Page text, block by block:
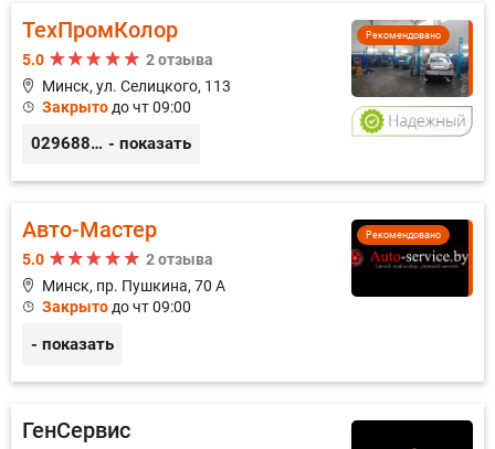
Рекомендовано
ТехПромКолор
5.0
2 отзыва
Минск, ул. Селицкого, 113
Закрыто до чт 09:00
0296889898 - показать
Рекомендовано
Авто-Мастер
5.0
2 отзыва
Минск, пр. Пушкина, 70 А
Закрыто до чт 09:00
- показать
ГенСервис